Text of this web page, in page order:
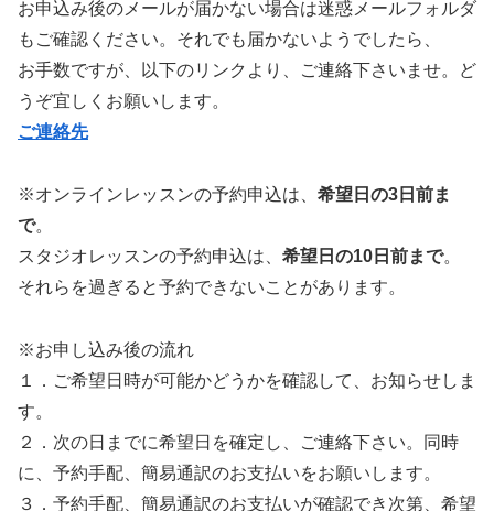
お申込み後のメールが届かない場合は迷惑メールフォルダ
もご確認ください。それでも届かないようでしたら、
お手数ですが、以下のリンクより、ご連絡下さいませ。ど
うぞ宜しくお願いします。
ご連絡先
※オンラインレッスンの予約申込は、 希望日の3日前ま
で。
スタジオレッスンの予約申込は、 希望日の10日前まで。
それらを過ぎると予約できないことがあります。
※お申し込み後の流れ
１．ご希望日時が可能かどうかを確認して、お知らせしま
す。
２．次の日までに希望日を確定し、ご連絡下さい。同時
に、予約手配、簡易通訳のお支払いをお願いします。
３．予約手配、簡易通訳のお支払いが確認でき次第、希望